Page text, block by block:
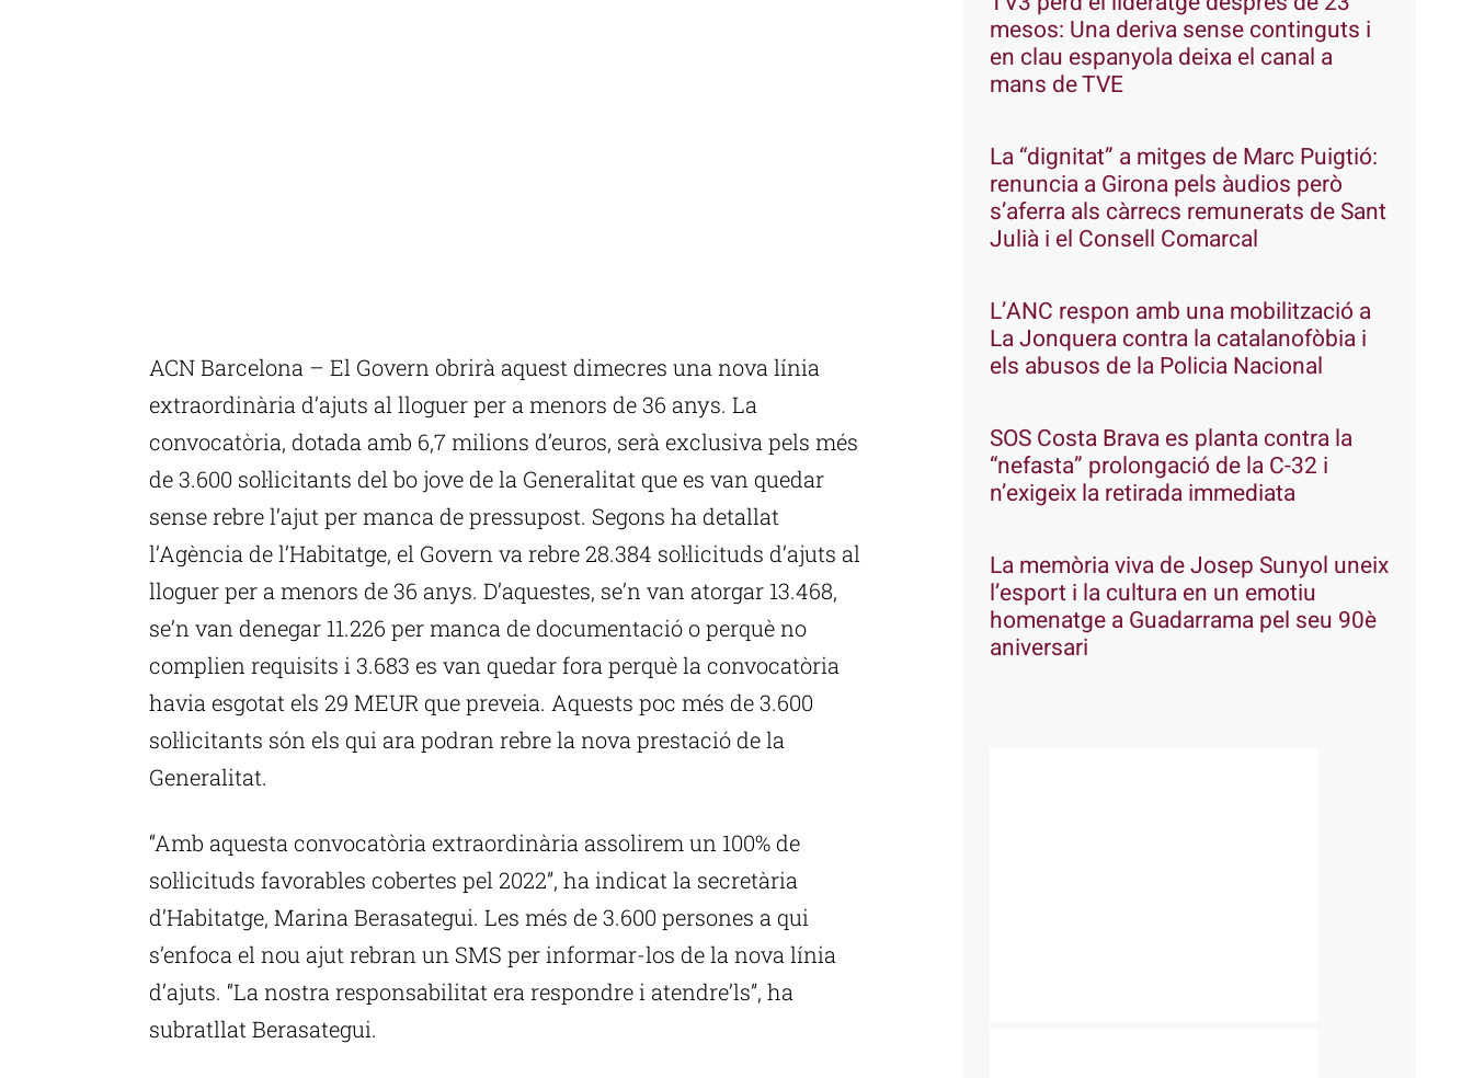
ACN Barcelona – El Govern obrirà aquest dimecres una nova línia
extraordinària d’ajuts al lloguer per a menors de 36 anys. La
convocatòria, dotada amb 6,7 milions d’euros, serà exclusiva pels més
de 3.600 sol·licitants del bo jove de la Generalitat que es van quedar
sense rebre l’ajut per manca de pressupost. Segons ha detallat
l’Agència de l’Habitatge, el Govern va rebre 28.384 sol·licituds d’ajuts al
lloguer per a menors de 36 anys. D’aquestes, se’n van atorgar 13.468,
se’n van denegar 11.226 per manca de documentació o perquè no
complien requisits i 3.683 es van quedar fora perquè la convocatòria
havia esgotat els 29 MEUR que preveia. Aquests poc més de 3.600
sol·licitants són els qui ara podran rebre la nova prestació de la
Generalitat.
“Amb aquesta convocatòria extraordinària assolirem un 100% de
sol·licituds favorables cobertes pel 2022”, ha indicat la secretària
d’Habitatge, Marina Berasategui. Les més de 3.600 persones a qui
s’enfoca el nou ajut rebran un SMS per informar-los de la nova línia
d’ajuts. “La nostra responsabilitat era respondre i atendre’ls”, ha
subratllat Berasategui.
mesos: Una deriva sense continguts i
en clau espanyola deixa el canal a
mans de TVE
La “dignitat” a mitges de Marc Puigtió:
renuncia a Girona pels àudios però
s’aferra als càrrecs remunerats de Sant
Julià i el Consell Comarcal
L’ANC respon amb una mobilització a
La Jonquera contra la catalanofòbia i
els abusos de la Policia Nacional
SOS Costa Brava es planta contra la
“nefasta” prolongació de la C-32 i
n’exigeix la retirada immediata
La memòria viva de Josep Sunyol uneix
l’esport i la cultura en un emotiu
homenatge a Guadarrama pel seu 90è
aniversari